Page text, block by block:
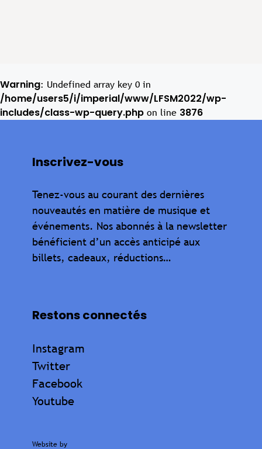
Warning: Undefined array key 0 in
/home/users5/i/imperial/www/LFSM2022/wp-
includes/class-wp-query.php on line 3876
Inscrivez-vous
Tenez-vous au courant des dernières
nouveautés en matière de musique et
événements. Nos abonnés à la newsletter
bénéficient d’un accès anticipé aux
billets, cadeaux, réductions…
Restons connectés
Instagram
Twitter
Facebook
Youtube
Website by